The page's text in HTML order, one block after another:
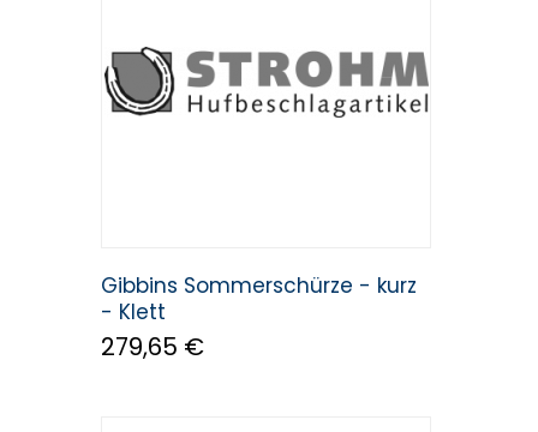
Gibbins Sommerschürze - kurz
- Klett
279,65 €